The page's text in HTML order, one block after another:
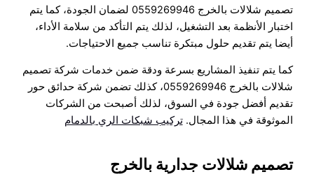
تصميم شلالات بالخرج 0559269946 لضمان الجودة، كما يتم
اختبار الأنظمة بعد التشغيل، لذلك يتم التأكد من سلامة الأداء،
أيضا يتم تقديم حلول مبتكرة تناسب جميع الاحتياجات.
كما يتم تنفيذ المشاريع بسرعة ودقة ضمن خدمات شركة تصميم
شلالات بالخرج 0559269946، كذلك تضمن شركة حدائق حور
تقديم أفضل جودة في السوق، لذلك أصبحت من الشركات
الموثوقة في هذا المجال.تركيب شبكات الري بالدمام
تصميم شلالات جدارية بالخرج